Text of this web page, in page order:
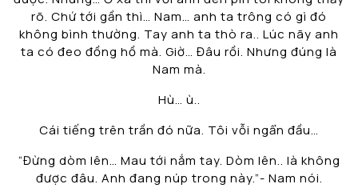
rõ. Chứ tới gần thì… Nam… anh ta trông có gì đó
không bình thường. Tay anh ta thò ra.. Lúc nãy anh
ta có đeo đồng hồ mà. Giờ… Đâu rồi. Nhưng đúng là
Nam mà.
Hù… ù..
Cái tiếng trên trần đó nữa. Tôi vỗi ngẩn đầu…
“Đừng dòm lên… Mau tới nắm tay. Dòm lên.. là không
được đâu. Anh đang núp trong này.”- Nam nói.